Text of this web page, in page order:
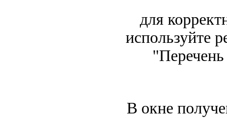
для
используйте
В окне